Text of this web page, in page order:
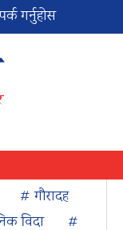
गर्नुहोस
# गौरादह
विदा
#